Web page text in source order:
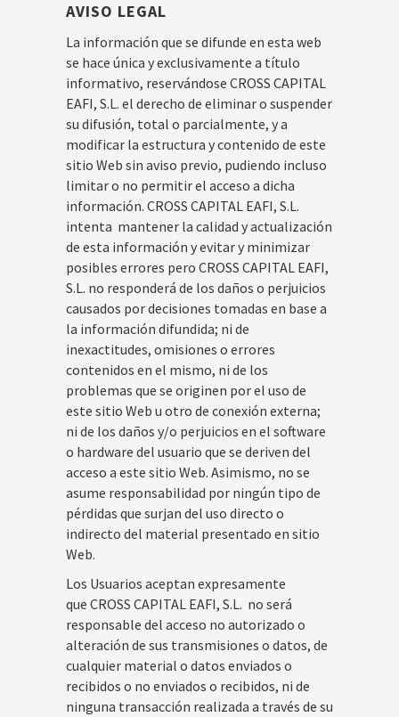
AVISO LEGAL
La información que se difunde en esta web
se hace única y exclusivamente a título
informativo, reservándose CROSS CAPITAL
EAFI, S.L. el derecho de eliminar o suspender
su difusión, total o parcialmente, y a
modificar la estructura y contenido de este
sitio Web sin aviso previo, pudiendo incluso
limitar o no permitir el acceso a dicha
información. CROSS CAPITAL EAFI, S.L.
intenta mantener la calidad y actualización
de esta información y evitar y minimizar
posibles errores pero CROSS CAPITAL EAFI,
S.L. no responderá de los daños o perjuicios
causados por decisiones tomadas en base a
la información difundida; ni de
inexactitudes, omisiones o errores
contenidos en el mismo, ni de los
problemas que se originen por el uso de
este sitio Web u otro de conexión externa;
ni de los daños y/o perjuicios en el software
o hardware del usuario que se deriven del
acceso a este sitio Web. Asimismo, no se
asume responsabilidad por ningún tipo de
pérdidas que surjan del uso directo o
indirecto del material presentado en sitio
Web.
Los Usuarios aceptan expresamente
que CROSS CAPITAL EAFI, S.L. no será
responsable del acceso no autorizado o
alteración de sus transmisiones o datos, de
cualquier material o datos enviados o
recibidos o no enviados o recibidos, ni de
ninguna transacción realizada a través de su